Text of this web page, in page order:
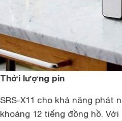
Thời lượng pin
SRS-X11 cho khả năng
khoảng 12 tiếng đồng hồ.